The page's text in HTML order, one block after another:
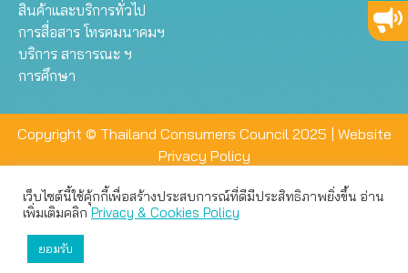
สินค้าและบริการทั่วไป
การสื่อสาร โทรคมนาคมฯ
บริการ สาธารณะ ฯ
การศึกษา
Copyright © Thailand Consumers Council 2025 | Website
Privacy Policy
เว็บไซต์นี้ใช้คุ้กกี้เพื่อสร้างประสบการณ์ที่ดีมีประสิทธิภาพยิ่งขึ้น อ่าน
เพิ่มเติมคลิกPrivacy & Cookies Policy
ยอมรับ
เว็บไซต์นี้ใช้คุกกี้เพื่อมอบประสบการณ์การใช้งานที่ดีให้แก่ท่าน คุณ
สามารถเลือกตั้งค่าความเป็นส่วนตัวได้
ยอมรับทั้งหมด